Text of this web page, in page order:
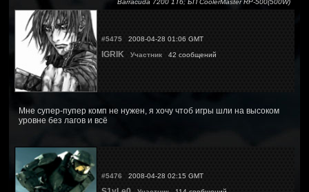
Barracuda 7200 1Тб; БП CoolerMaster RP-500(500W)
#5475 2008-04-28 01:06 GMT
IGRIK Участник 42 сообщений
Мне супер-пупер комп не нужен, я хочу чтоб игры шли на высоком
уровне без лагов и всё
#5476 2008-04-28 02:15 GMT